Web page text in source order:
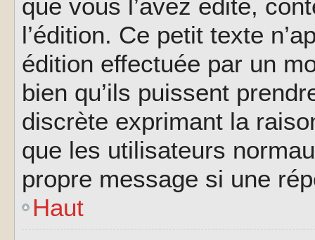
que vous l’avez édité,
l’édition. Ce petit texte
édition effectuée par un
bien qu’ils puissent
discrète exprimant la
que les utilisateurs
propre message si une
Haut